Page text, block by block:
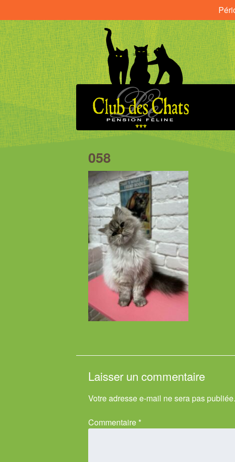
058
Laisser un commentaire
Votre adresse e-mail ne sera pas publiée.
Commentaire *